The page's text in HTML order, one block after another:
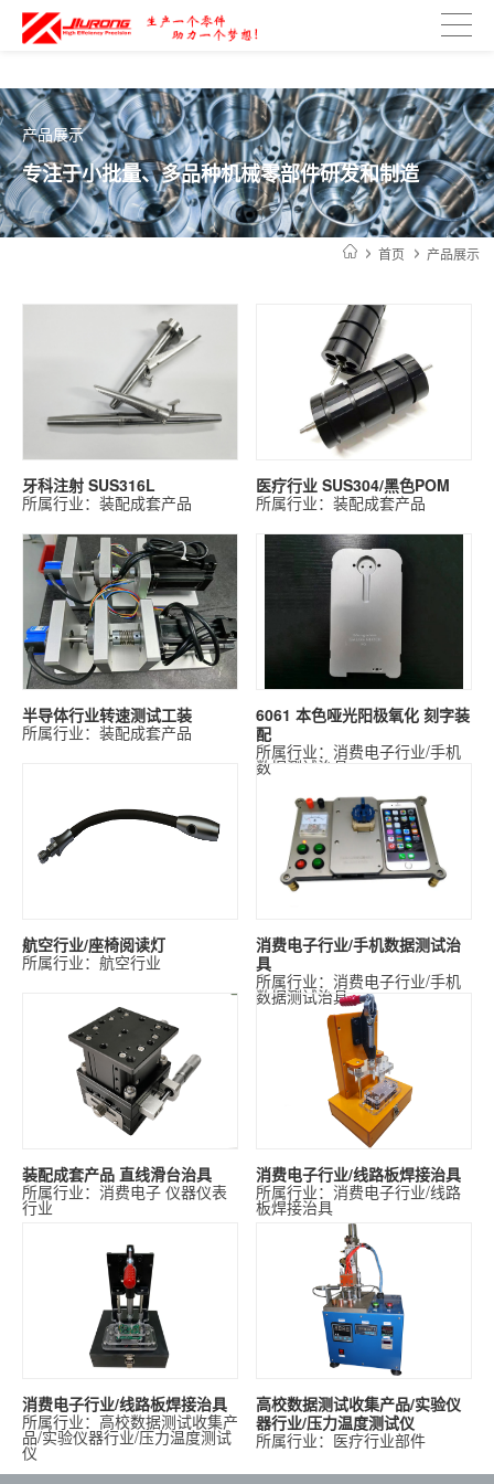
光、侧发光有什么区别 琛芯LED工业照明产品：独特陶瓷散热技
产品展示
专注于小批量、多品种机械零部件研发和制造
首页 产品展示
牙科注射 SUS316L
所属行业：装配成套产品
医疗行业 SUS304/黑色POM
所属行业：装配成套产品
半导体行业转速测试工装
所属行业：装配成套产品
6061 本色哑光阳极氧化 刻字装
配
所属行业：消费电子行业/手机
数据测试治具
航空行业/座椅阅读灯
所属行业：航空行业
消费电子行业/手机数据测试治
具
所属行业：消费电子行业/手机
数据测试治具
装配成套产品 直线滑台治具
所属行业：消费电子 仪器仪表
行业
消费电子行业/线路板焊接治具
所属行业：消费电子行业/线路
板焊接治具
消费电子行业/线路板焊接治具
所属行业：高校数据测试收集产
品/实验仪器行业/压力温度测试
仪
高校数据测试收集产品/实验仪
器行业/压力温度测试仪
所属行业：医疗行业部件